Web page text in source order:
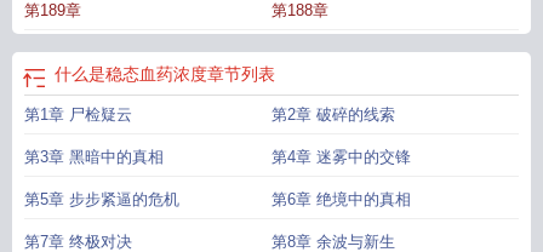
义稳态血药浓度图像 稳态血浓名词解释稳态血液浓度
义稳态血药浓度是指__________速度与__________速度相等
血药浓度定义
第189章 第188章
什么是稳态血药浓度章节列表
第1章 尸检疑云 第2章 破碎的线索
第3章 黑暗中的真相 第4章 迷雾中的交锋
第5章 步步紧逼的危机 第6章 绝境中的真相
第7章 终极对决 第8章 余波与新生